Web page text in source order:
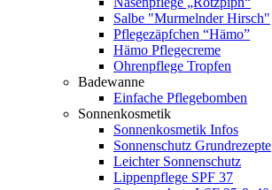
Salbe "Murmelnder Hirsch"
Pflegezäpfchen “Hämo”
Hämo Pflegecreme
Ohrenpflege Tropfen
Badewanne
Einfache Pflegebomben
Sonnenkosmetik
Sonnenkosmetik Infos
Sonnenschutz Grundrezepte
Leichter Sonnenschutz
Lippenpflege SPF 37